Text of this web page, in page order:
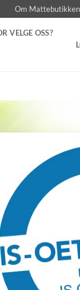
Om
VELGE OSS?